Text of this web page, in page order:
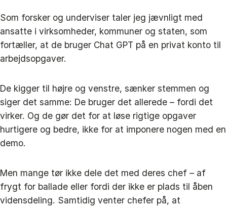
Som forsker og underviser taler jeg jævnligt med
ansatte i virksomheder, kommuner og staten, som
fortæller, at de bruger Chat GPT på en privat konto til
arbejdsopgaver.
De kigger til højre og venstre, sænker stemmen og
siger det samme: De bruger det allerede – fordi det
virker. Og de gør det for at løse rigtige opgaver
hurtigere og bedre, ikke for at imponere nogen med en
demo.
Men mange tør ikke dele det med deres chef – af
frygt for ballade eller fordi der ikke er plads til åben
vidensdeling. Samtidig venter chefer på, at